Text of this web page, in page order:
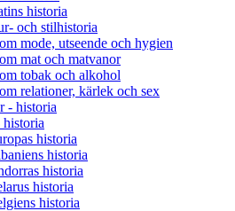
historia
och stilhistoria
mode, utseende och hygien
mat och matvanor
tobak och alkohol
relationer, kärlek och sex
- historia
historia
historia
historia
historia
historia